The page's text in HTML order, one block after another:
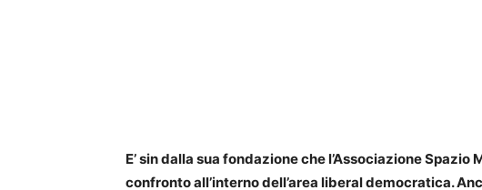
E’ sin dalla sua fondazione che l’Associazione
confronto all’interno dell’area liberal democratica.